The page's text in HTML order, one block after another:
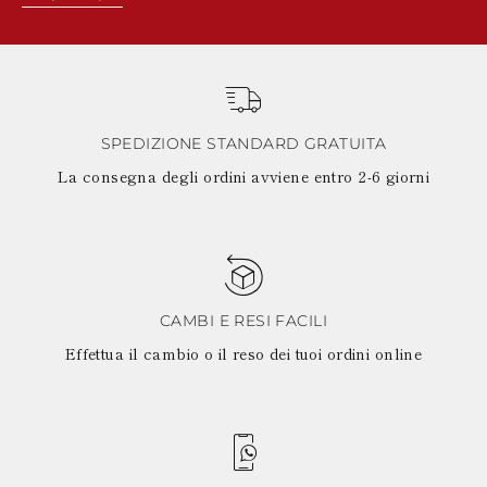
SPEDIZIONE STANDARD GRATUITA
La consegna degli ordini avviene entro 2-6 giorni
CAMBI E RESI FACILI
Effettua il cambio o il reso dei tuoi ordini online